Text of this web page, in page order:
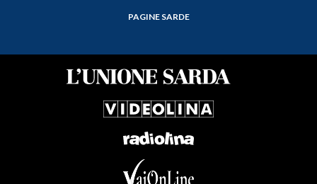
PAGINE SARDE